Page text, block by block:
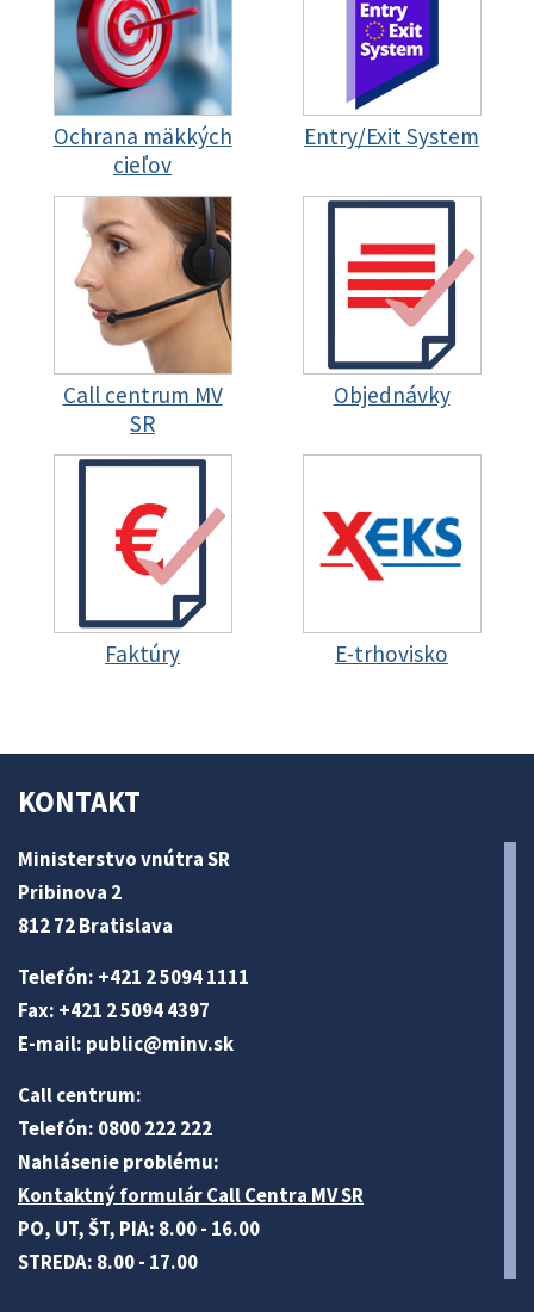
Ochrana mäkkých
cieľov
Entry/Exit System
Call centrum MV
SR
Objednávky
Faktúry E-trhovisko
KONTAKT
Ministerstvo vnútra SR
Pribinova 2
812 72 Bratislava
Telefón: +421 2 5094 1111
Fax: +421 2 5094 4397
E-mail: public@minv.sk
Call centrum:
Telefón: 0800 222 222
Nahlásenie problému:
Kontaktný formulár Call Centra MV SR
PO, UT, ŠT, PIA: 8.00 - 16.00
STREDA: 8.00 - 17.00